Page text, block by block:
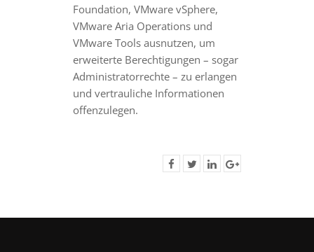
Foundation, VMware vSphere,
VMware Aria Operations und
VMware Tools ausnutzen, um
erweiterte Berechtigungen – sogar
Administratorrechte – zu erlangen
und vertrauliche Informationen
offenzulegen.